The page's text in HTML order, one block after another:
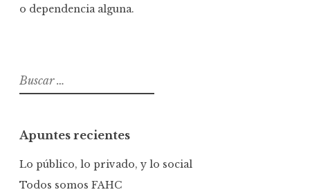
o dependencia alguna.
B
u
a
r
Apuntes recientes
Lo público, lo privado, y lo social
Todos somos FAHC